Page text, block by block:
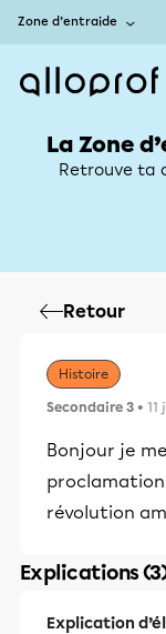
Zone d’entraide
La Zone
Retrouve ta
Retour
Histoire
Secondaire 3 • 11
Bonjour je
révolution
Explications
Explication